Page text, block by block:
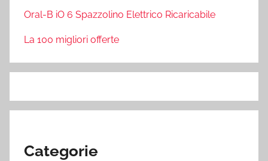
Oral-B iO 6 Spazzolino Elettrico Ricaricabile
La 100 migliori offerte
Categorie